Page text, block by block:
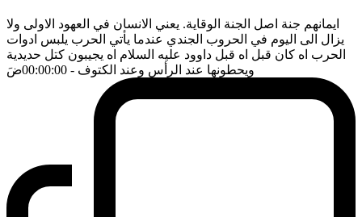
ايمانهم جنة اصل الجنة الوقاية. يعني الانسان في العهود الاولى ولا
يزال الى اليوم في الحروب الجندي عندما يأتي الحرب يلبس ادوات
الحرب اه كان قبل اه قبل داوود عليه السلام اه يجيبون كتل حديدية
ويحطونها عند الرأس وعند الكتوف - 00:00:00 ضَ